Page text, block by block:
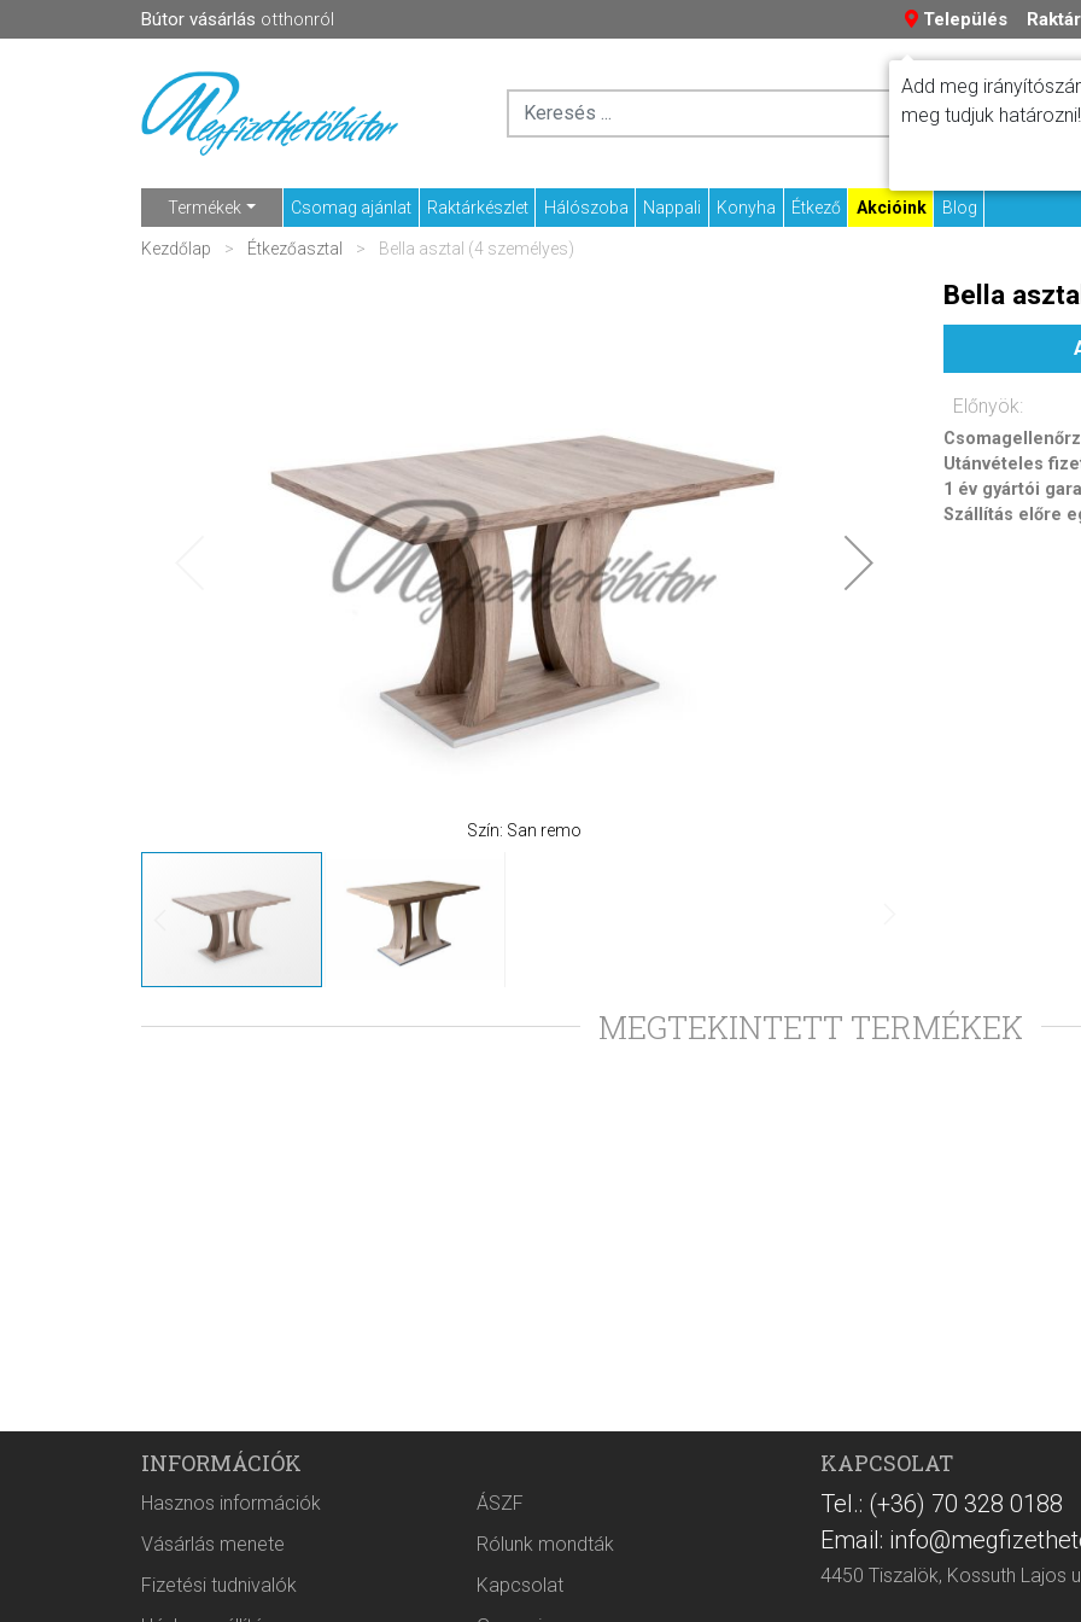
Bútor vásárlás otthonról Település
Fizetési
Termékek Csomag ajánlat Raktárkészlet Hálószoba Nappali Konyha Étkező Akcióink Blog
Kezdőlap Étkezőasztal Bella asztal (4 személyes)
Szín: San remo
Bella
Előnyök:
Utánvételes
1 év gyártói
Szállítás előre
MEGTEKINTETT TERMÉKEK
INFORMÁCIÓK
Hasznos információk
ÁSZF
Vásárlás menete
Rólunk mondták
Fizetési tudnivalók
Kapcsolat
KAPCSOLAT
Tel.: (+36) 70 328 0188
Email:
4450 Tiszalök, Kossuth Lajos
Add meg
meg tudjuk határozni!